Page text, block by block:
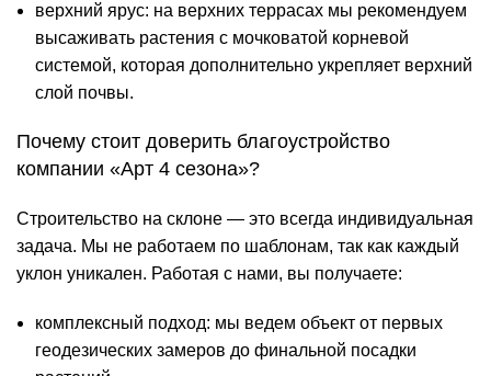
верхний ярус: на верхних террасах мы рекомендуем
высаживать растения с мочковатой корневой
системой, которая дополнительно укрепляет верхний
слой почвы.
Почему стоит доверить благоустройство
компании «Арт 4 сезона»?
Строительство на склоне — это всегда индивидуальная
задача. Мы не работаем по шаблонам, так как каждый
уклон уникален. Работая с нами, вы получаете:
комплексный подход: мы ведем объект от первых
геодезических замеров до финальной посадки